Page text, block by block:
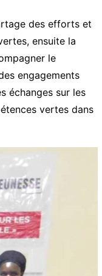
des efforts et
ensuite la
le
engagements
échanges sur les
vertes dans